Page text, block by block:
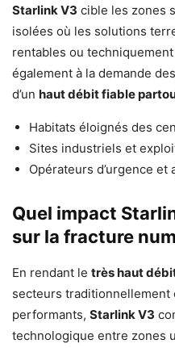
Starlink V3 cible les zones
isolées où les solutions
rentables ou
également à la demande
d’un haut débit fiable
Habitats éloignés des
Sites industriels et
Opérateurs d’urgence et
Quel impact
sur la fracture
En rendant le très haut
secteurs traditionnellement
performants, Starlink V3
technologique entre zones